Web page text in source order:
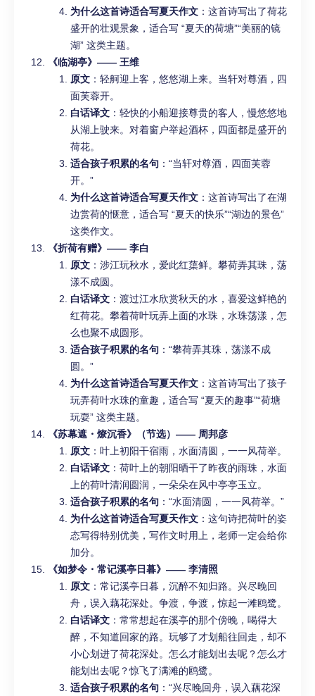
为什么这首诗适合写夏天作文 ：这首诗写出了荷花
盛开的壮观景象，适合写 “夏天的荷塘”“美丽的镜
湖” 这类主题。
《临湖亭》—— 王维
原文 ：轻舸迎上客，悠悠湖上来。当轩对尊酒，四
面芙蓉开。
白话译文 ：轻快的小船迎接尊贵的客人，慢悠悠地
从湖上驶来。对着窗户举起酒杯，四面都是盛开的
荷花。
适合孩子积累的名句 ：“当轩对尊酒，四面芙蓉
开。”
为什么这首诗适合写夏天作文 ：这首诗写出了在湖
边赏荷的惬意，适合写 “夏天的快乐”“湖边的景色”
这类作文。
《折荷有赠》—— 李白
原文 ：涉江玩秋水，爱此红蕖鲜。攀荷弄其珠，荡
漾不成圆。
白话译文 ：渡过江水欣赏秋天的水，喜爱这鲜艳的
红荷花。攀着荷叶玩弄上面的水珠，水珠荡漾，怎
么也聚不成圆形。
适合孩子积累的名句 ：“攀荷弄其珠，荡漾不成
圆。”
为什么这首诗适合写夏天作文 ：这首诗写出了孩子
玩弄荷叶水珠的童趣，适合写 “夏天的趣事”“荷塘
玩耍” 这类主题。
《苏幕遮・燎沉香》（节选）—— 周邦彦
原文 ：叶上初阳干宿雨，水面清圆，一一风荷举。
白话译文 ：荷叶上的朝阳晒干了昨夜的雨珠，水面
上的荷叶清润圆润，一朵朵在风中亭亭玉立。
适合孩子积累的名句 ：“水面清圆，一一风荷举。”
为什么这首诗适合写夏天作文 ：这句诗把荷叶的姿
态写得特别优美，写作文时用上，老师一定会给你
加分。
《如梦令・常记溪亭日暮》—— 李清照
原文 ：常记溪亭日暮，沉醉不知归路。兴尽晚回
舟，误入藕花深处。争渡，争渡，惊起一滩鸥鹭。
白话译文 ：常常想起在溪亭的那个傍晚，喝得大
醉，不知道回家的路。玩够了才划船往回走，却不
小心划进了荷花深处。怎么才能划出去呢？怎么才
能划出去呢？惊飞了满滩的鸥鹭。
适合孩子积累的名句 ：“兴尽晚回舟，误入藕花深